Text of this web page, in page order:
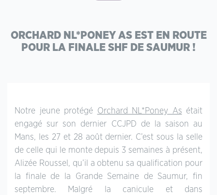
ORCHARD NL*PONEY AS EST EN ROUTE
POUR LA FINALE SHF DE SAUMUR !
Notre jeune protégé Orchard NL*Poney As était
engagé sur son dernier CCJPD de la saison au
Mans, les 27 et 28 août dernier. C’est sous la selle
de celle qui le monte depuis 3 semaines à présent,
Alizée Roussel, qu’il a obtenu sa qualification pour
la finale de la Grande Semaine de Saumur, fin
septembre. Malgré la canicule et dans